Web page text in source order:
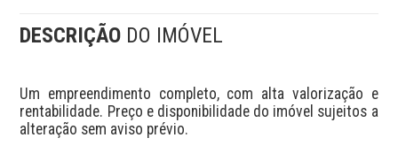
DESCRIÇÃO DO IMÓVEL
Um empreendimento completo, com alta valorização e
rentabilidade. Preço e disponibilidade do imóvel sujeitos a
alteração sem aviso prévio.